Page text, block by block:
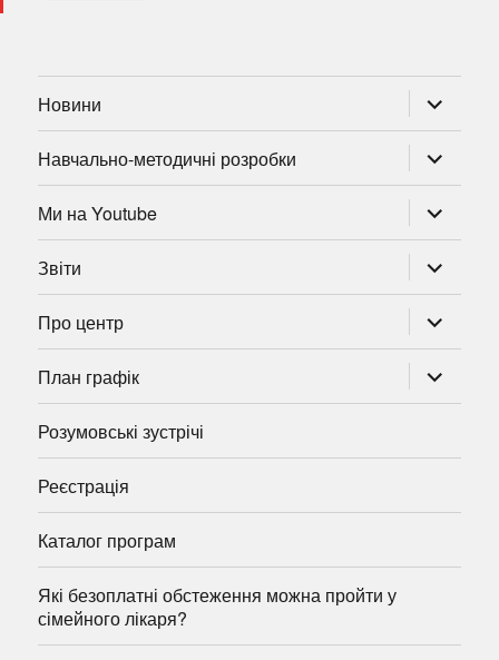
Новини
підменю
Навчально-методичні розробки
підменю
Ми на Youtube
підменю
Звіти
підменю
Про центр
підменю
План графік
підменю
Розумовські зустрічі
Реєстрація
Каталог програм
Які безоплатні обстеження можна пройти у
сімейного лікаря?